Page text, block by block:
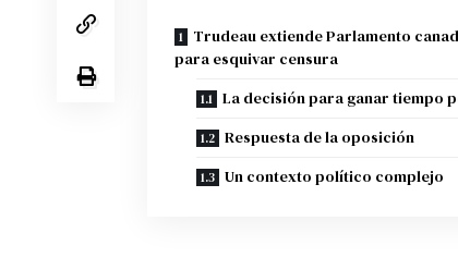
Trudeau extiende Parlamento
para esquivar censura
La decisión para ganar tiempo
Respuesta de la oposición
Un contexto político complejo